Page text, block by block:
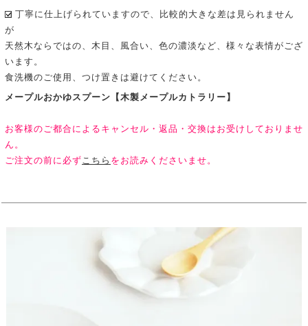
丁寧に仕上げられていますので、比較的大きな差は見られません
が
天然木ならではの、木目、風合い、色の濃淡など、様々な表情がござ
います。
食洗機のご使用、つけ置きは避けてください。
メープルおかゆスプーン【木製メープルカトラリー】
お客様のご都合によるキャンセル・返品・交換はお受けしておりませ
ん。
ご注文の前に必ず こちら をお読みくださいませ。